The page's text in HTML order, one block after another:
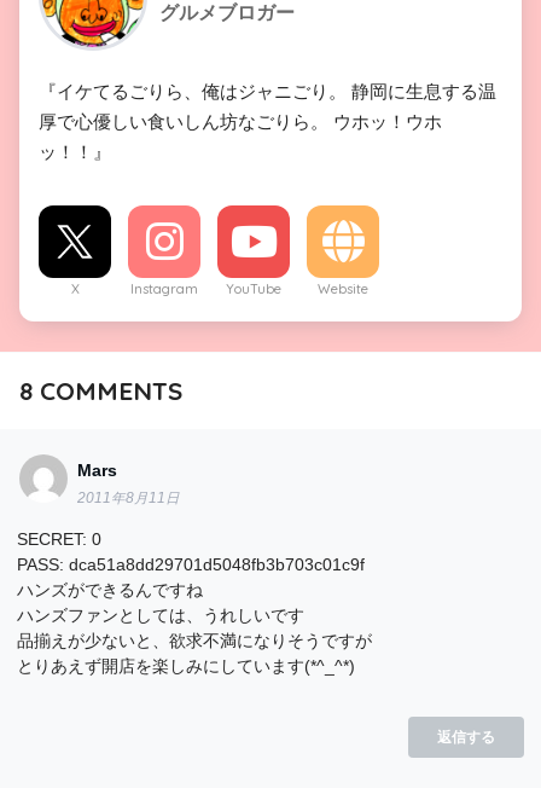
グルメブロガー
『イケてるごりら、俺はジャニごり。 静岡に生息する温
厚で心優しい食いしん坊なごりら。 ウホッ！ウホ
ッ！！』
X Instagram YouTube Website
8COMMENTS
Mars
2011年8月11日
SECRET: 0
PASS: dca51a8dd29701d5048fb3b703c01c9f
ハンズができるんですね
ハンズファンとしては、うれしいです
品揃えが少ないと、欲求不満になりそうですが
とりあえず開店を楽しみにしています(*^_^*)
返信する